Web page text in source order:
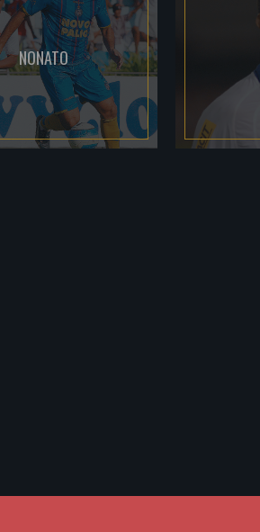
NONATO